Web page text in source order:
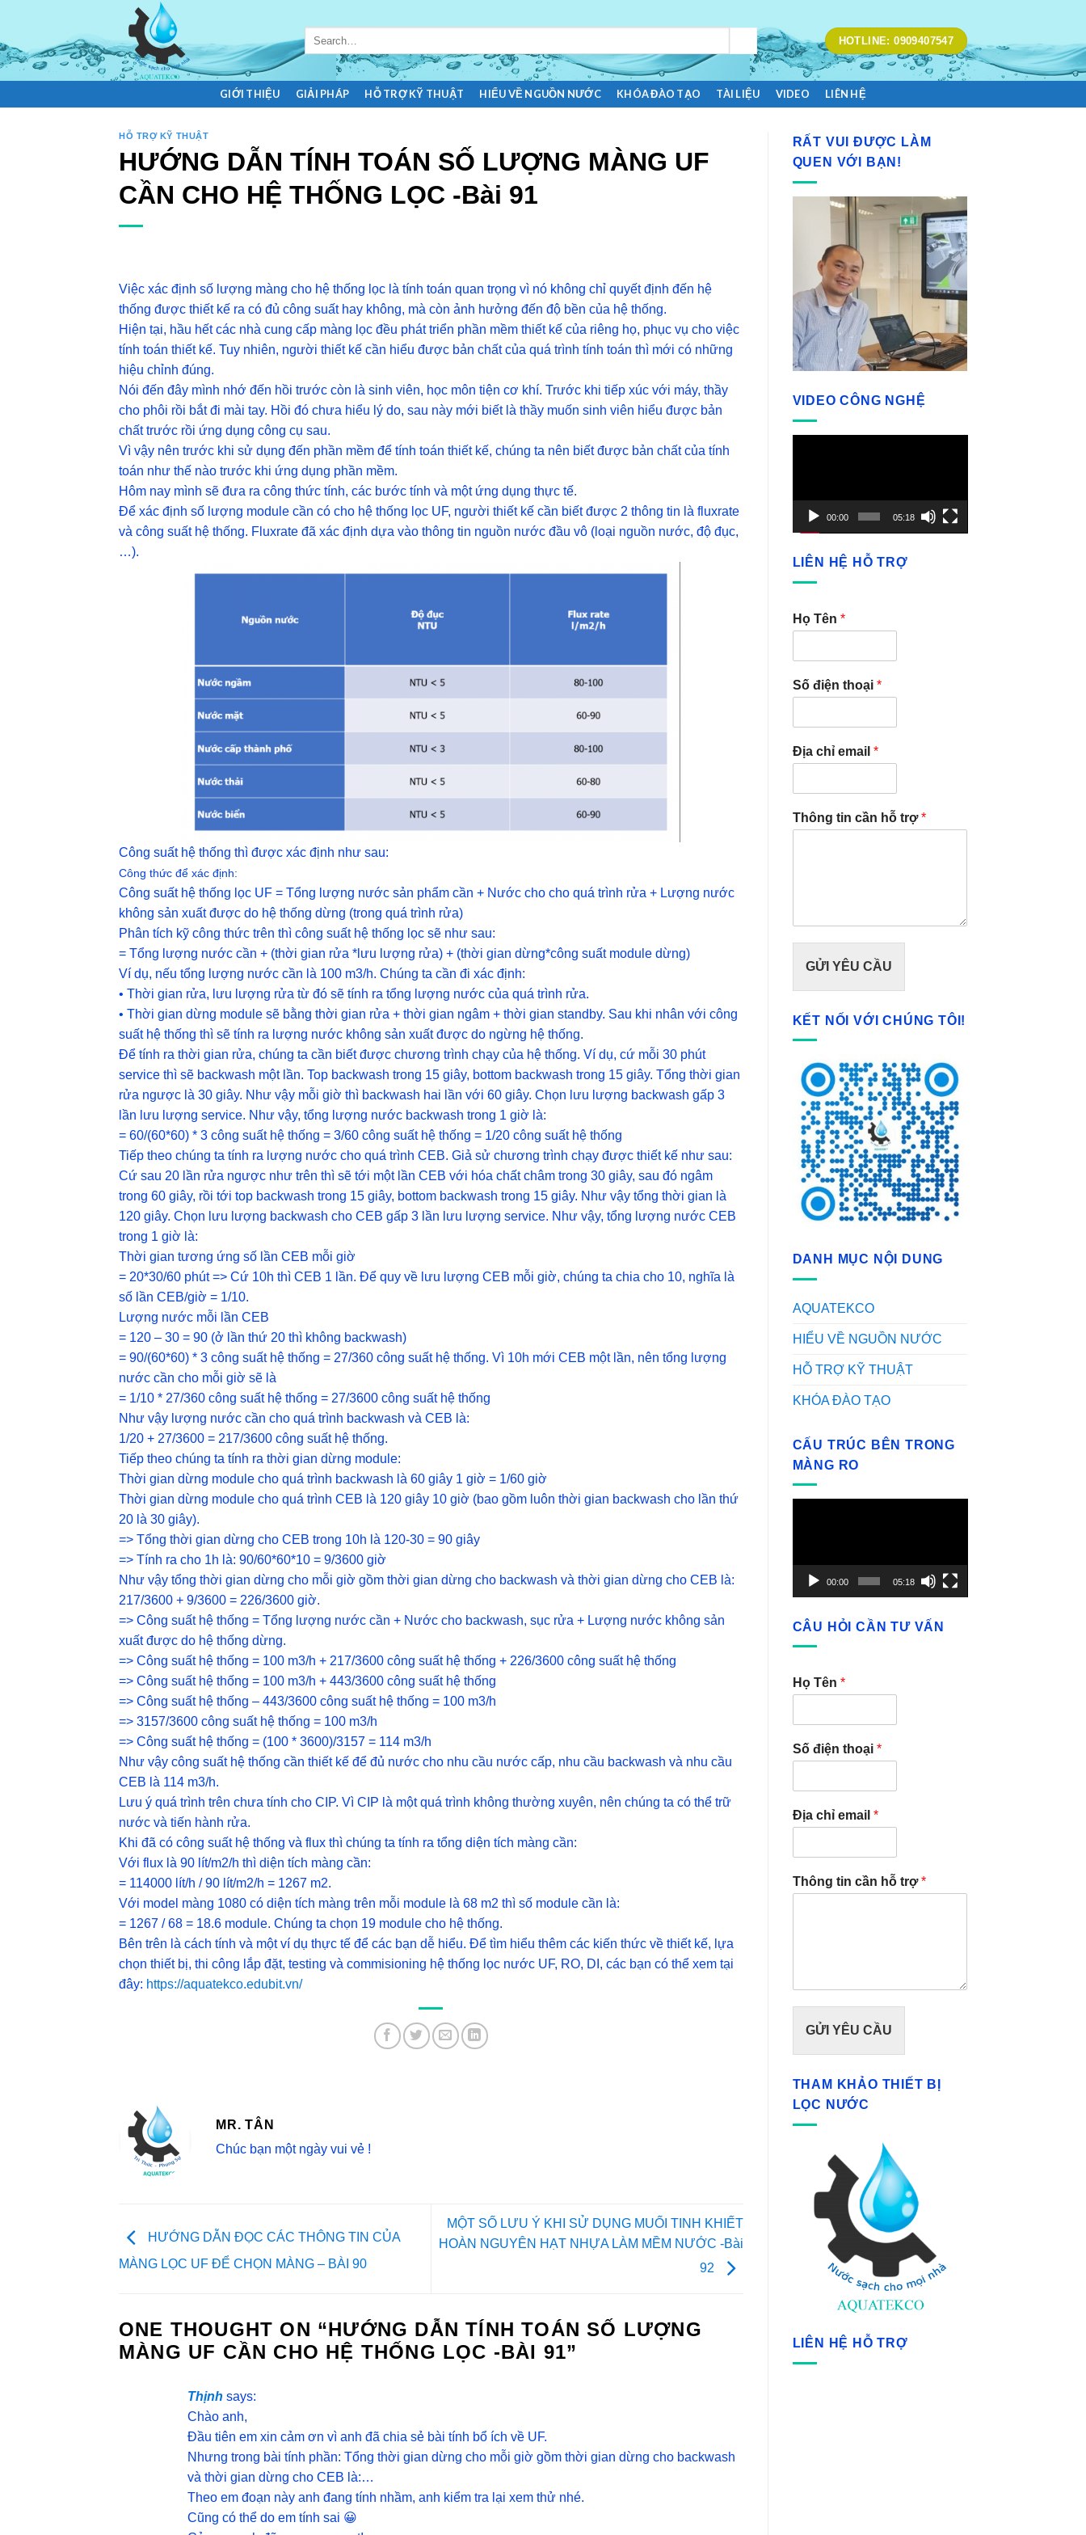
content
for:
HOTLINE: 0909407547
GIỚI THIỆU GIẢI PHÁP HỖ TRỢ KỸ THUẬT HIỂU VỀ NGUỒN NƯỚC KHÓA ĐÀO TẠO TÀI LIỆU VIDEO LIÊN HỆ
HỖ TRỢ KỸ THUẬT
HƯỚNG DẪN TÍNH TOÁN SỐ LƯỢNG MÀNG UF
CẦN CHO HỆ THỐNG LỌC -Bài 91
Việc xác định số lượng màng cho hệ thống lọc là tính toán quan trọng vì nó không chỉ quyết định đến hệ
thống được thiết kế ra có đủ công suất hay không, mà còn ảnh hưởng đến độ bền của hệ thống.
Hiện tại, hầu hết các nhà cung cấp màng lọc đều phát triển phần mềm thiết kế của riêng họ, phục vụ cho việc
tính toán thiết kế. Tuy nhiên, người thiết kế cần hiểu được bản chất của quá trình tính toán thì mới có những
hiệu chỉnh đúng.
Nói đến đây mình nhớ đến hồi trước còn là sinh viên, học môn tiện cơ khí. Trước khi tiếp xúc với máy, thầy
cho phôi rồi bắt đi mài tay. Hồi đó chưa hiểu lý do, sau này mới biết là thầy muốn sinh viên hiểu được bản
chất trước rồi ứng dụng công cụ sau.
Vì vậy nên trước khi sử dụng đến phần mềm để tính toán thiết kế, chúng ta nên biết được bản chất của tính
toán như thế nào trước khi ứng dụng phần mềm.
Hôm nay mình sẽ đưa ra công thức tính, các bước tính và một ứng dụng thực tế.
Để xác định số lượng module cần có cho hệ thống lọc UF, người thiết kế cần biết được 2 thông tin là fluxrate
và công suất hệ thống. Fluxrate đã xác định dựa vào thông tin nguồn nước đầu vô (loại nguồn nước, độ đục,
…).
Công suất hệ thống thì được xác định như sau:
Công thức để xác định:
Công suất hệ thống lọc UF = Tổng lượng nước sản phẩm cần + Nước cho cho quá trình rửa + Lượng nước
không sản xuất được do hệ thống dừng (trong quá trình rửa)
Phân tích kỹ công thức trên thì công suất hệ thống lọc sẽ như sau:
= Tổng lượng nước cần + (thời gian rửa *lưu lượng rửa) + (thời gian dừng*công suất module dừng)
Ví dụ, nếu tổng lượng nước cần là 100 m3/h. Chúng ta cần đi xác định:
• Thời gian rửa, lưu lượng rửa từ đó sẽ tính ra tổng lượng nước của quá trình rửa.
• Thời gian dừng module sẽ bằng thời gian rửa + thời gian ngâm + thời gian standby. Sau khi nhân với công
suất hệ thống thì sẽ tính ra lượng nước không sản xuất được do ngừng hệ thống.
Để tính ra thời gian rửa, chúng ta cần biết được chương trình chạy của hệ thống. Ví dụ, cứ mỗi 30 phút
service thì sẽ backwash một lần. Top backwash trong 15 giây, bottom backwash trong 15 giây. Tổng thời gian
rửa ngược là 30 giây. Như vậy mỗi giờ thì backwash hai lần với 60 giây. Chọn lưu lượng backwash gấp 3
lần lưu lượng service. Như vậy, tổng lượng nước backwash trong 1 giờ là:
= 60/(60*60) * 3 công suất hệ thống = 3/60 công suất hệ thống = 1/20 công suất hệ thống
Tiếp theo chúng ta tính ra lượng nước cho quá trình CEB. Giả sử chương trình chạy được thiết kế như sau:
Cứ sau 20 lần rửa ngược như trên thì sẽ tới một lần CEB với hóa chất châm trong 30 giây, sau đó ngâm
trong 60 giây, rồi tới top backwash trong 15 giây, bottom backwash trong 15 giây. Như vậy tổng thời gian là
120 giây. Chọn lưu lượng backwash cho CEB gấp 3 lần lưu lượng service. Như vậy, tổng lượng nước CEB
trong 1 giờ là:
Thời gian tương ứng số lần CEB mỗi giờ
= 20*30/60 phút => Cứ 10h thì CEB 1 lần. Để quy về lưu lượng CEB mỗi giờ, chúng ta chia cho 10, nghĩa là
số lần CEB/giờ = 1/10.
Lượng nước mỗi lần CEB
= 120 – 30 = 90 (ở lần thứ 20 thì không backwash)
= 90/(60*60) * 3 công suất hệ thống = 27/360 công suất hệ thống. Vì 10h mới CEB một lần, nên tổng lượng
nước cần cho mỗi giờ sẽ là
= 1/10 * 27/360 công suất hệ thống = 27/3600 công suất hệ thống
Như vậy lượng nước cần cho quá trình backwash và CEB là:
1/20 + 27/3600 = 217/3600 công suất hệ thống.
Tiếp theo chúng ta tính ra thời gian dừng module:
Thời gian dừng module cho quá trình backwash là 60 giây 1 giờ = 1/60 giờ
Thời gian dừng module cho quá trình CEB là 120 giây 10 giờ (bao gồm luôn thời gian backwash cho lần thứ
20 là 30 giây).
=> Tổng thời gian dừng cho CEB trong 10h là 120-30 = 90 giây
=> Tính ra cho 1h là: 90/60*60*10 = 9/3600 giờ
Như vậy tổng thời gian dừng cho mỗi giờ gồm thời gian dừng cho backwash và thời gian dừng cho CEB là:
217/3600 + 9/3600 = 226/3600 giờ.
=> Công suất hệ thống = Tổng lượng nước cần + Nước cho backwash, sục rửa + Lượng nước không sản
xuất được do hệ thống dừng.
=> Công suất hệ thống = 100 m3/h + 217/3600 công suất hệ thống + 226/3600 công suất hệ thống
=> Công suất hệ thống = 100 m3/h + 443/3600 công suất hệ thống
=> Công suất hệ thống – 443/3600 công suất hệ thống = 100 m3/h
=> 3157/3600 công suất hệ thống = 100 m3/h
=> Công suất hệ thống = (100 * 3600)/3157 = 114 m3/h
Như vậy công suất hệ thống cần thiết kế để đủ nước cho nhu cầu nước cấp, nhu cầu backwash và nhu cầu
CEB là 114 m3/h.
Lưu ý quá trình trên chưa tính cho CIP. Vì CIP là một quá trình không thường xuyên, nên chúng ta có thể trữ
nước và tiến hành rửa.
Khi đã có công suất hệ thống và flux thì chúng ta tính ra tổng diện tích màng cần:
Với flux là 90 lít/m2/h thì diện tích màng cần:
= 114000 lít/h / 90 lít/m2/h = 1267 m2.
Với model màng 1080 có diện tích màng trên mỗi module là 68 m2 thì số module cần là:
= 1267 / 68 = 18.6 module. Chúng ta chọn 19 module cho hệ thống.
Bên trên là cách tính và một ví dụ thực tế để các bạn dễ hiểu. Để tìm hiểu thêm các kiến thức về thiết kế, lựa
chọn thiết bị, thi công lắp đặt, testing và commisioning hệ thống lọc nước UF, RO, DI, các bạn có thể xem tại
đây: https://aquatekco.edubit.vn/
MR. TÂN
Chúc bạn một ngày vui vẻ !
HƯỚNG DẪN ĐỌC CÁC THÔNG TIN CỦA
MÀNG LỌC UF ĐỂ CHỌN MÀNG – BÀI 90
MỘT SỐ LƯU Ý KHI SỬ DỤNG MUỐI TINH KHIẾT
HOÀN NGUYÊN HẠT NHỰA LÀM MỀM NƯỚC -Bài
92
ONE THOUGHT ON “HƯỚNG DẪN TÍNH TOÁN SỐ LƯỢNG
MÀNG UF CẦN CHO HỆ THỐNG LỌC -BÀI 91”
Thịnh says:
Chào anh,
Đầu tiên em xin cảm ơn vì anh đã chia sẻ bài tính bổ ích về UF.
Nhưng trong bài tính phần: Tổng thời gian dừng cho mỗi giờ gồm thời gian dừng cho backwash
và thời gian dừng cho CEB là:…
Theo em đoạn này anh đang tính nhầm, anh kiểm tra lại xem thử nhé.
Cũng có thể do em tính sai 😀
RẤT VUI ĐƯỢC LÀM
QUEN VỚI BẠN!
VIDEO CÔNG NGHỆ
00:00 05:18
LIÊN HỆ HỖ TRỢ
Họ Tên *
Số điện thoại *
Địa chỉ email *
Thông tin cần hỗ trợ*
GỬI YÊU CẦU
KẾT NỐI VỚI CHÚNG TÔI!
DANH MỤC NỘI DUNG
AQUATEKCO
HIỂU VỀ NGUỒN NƯỚC
HỖ TRỢ KỸ THUẬT
KHÓA ĐÀO TẠO
CẤU TRÚC BÊN TRONG
MÀNG RO
00:00 05:18
CÂU HỎI CẦN TƯ VẤN
Họ Tên *
Số điện thoại *
Địa chỉ email *
Thông tin cần hỗ trợ*
GỬI YÊU CẦU
THAM KHẢO THIẾT BỊ
LỌC NƯỚC
LIÊN HỆ HỖ TRỢ